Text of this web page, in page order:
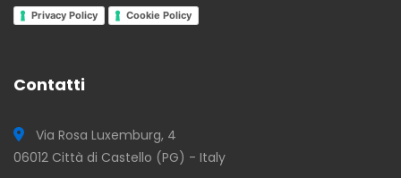
Privacy Policy Cookie Policy
Contatti
Via Rosa Luxemburg, 4
06012 Città di Castello (PG) - Italy